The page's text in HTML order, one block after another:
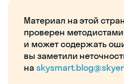
Материал на этой
проверен
и может содержать
вы заметили
на